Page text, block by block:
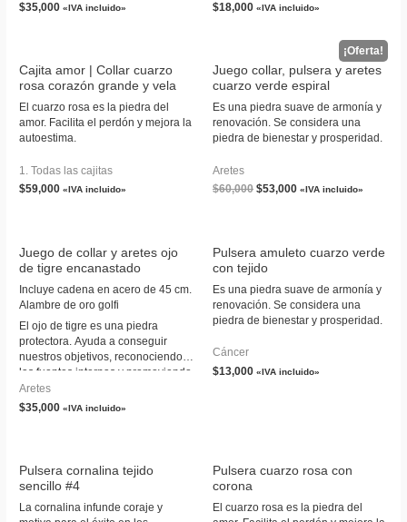
$35,000 «IVA incluido» $18,000 «IVA incluido»
Cajita amor | Collar cuarzo
rosa corazón grande y vela
El cuarzo rosa es la piedra del
amor. Facilita el perdón y mejora la
autoestima.
1. Todas las cajitas
$59,000 «IVA incluido»
Juego collar, pulsera y aretes
cuarzo verde espiral
Es una piedra suave de armonía y
renovación. Se considera una
piedra de bienestar y prosperidad.
Aretes
$60,000 $53,000 «IVA incluido»
Juego de collar y aretes ojo
de tigre encanastado
Incluye cadena en acero de 45 cm.
Alambre de oro golfi
El ojo de tigre es una piedra
protectora. Ayuda a conseguir
nuestros objetivos, reconociendo
las fuentes internas y promoviendo
la claridad de intención. Esta
piedra es útil para reconocer tanto
bloqueo de la creatividad a
reconocer los propios talentos y
deben ser superadas. Alivia la
Aretes
$35,000 «IVA incluido»
Pulsera amuleto cuarzo verde
con tejido
Es una piedra suave de armonía y
renovación. Se considera una
piedra de bienestar y prosperidad.
Cáncer
$13,000 «IVA incluido»
Pulsera cornalina tejido
sencillo #4
La cornalina infunde coraje y
Pulsera cuarzo rosa con
corona
El cuarzo rosa es la piedra del